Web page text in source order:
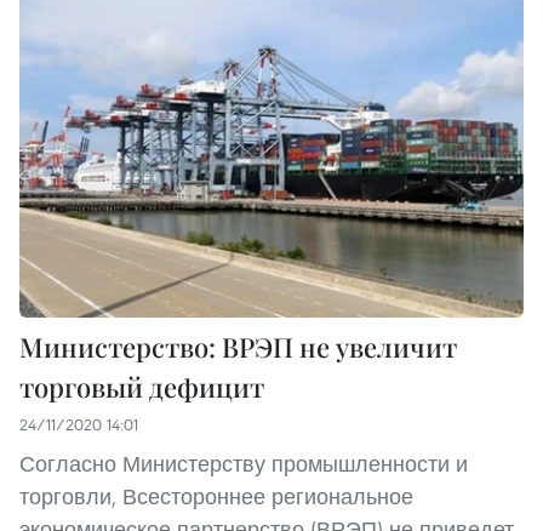
Министерство: ВРЭП не увеличит
торговый дефицит
24/11/2020 14:01
Согласно Министерству промышленности и
торговли, Всестороннее региональное